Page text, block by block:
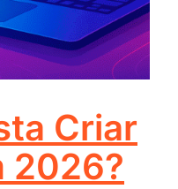
Criar
2026?